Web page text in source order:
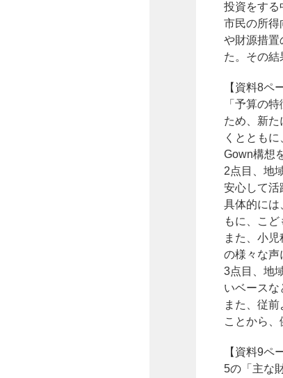
投資をする
市民の所得
や財源措置
た。その結
【資料8ペ
「予算の
ため、新
くととも
Gown構想
2点目、地
安心して活
具体的には
もに、こ
また、小
の様々な声
3点目、地
いベースな
また、従
ことから、
【資料9ペ
5の「主な